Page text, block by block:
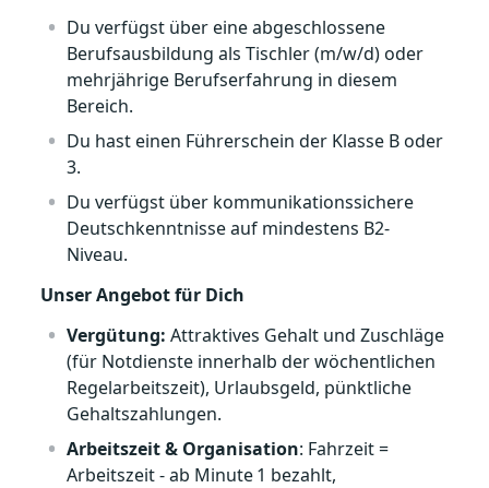
Du verfügst über eine abgeschlossene
Berufsausbildung als Tischler (m/w/d) oder
mehrjährige Berufserfahrung in diesem
Bereich.
Du hast einen Führerschein der Klasse B oder
3.
Du verfügst über kommunikationssichere
Deutschkenntnisse auf mindestens B2-
Niveau.
Unser Angebot für Dich
Vergütung: Attraktives Gehalt und Zuschläge
(für Notdienste innerhalb der wöchentlichen
Regelarbeitszeit), Urlaubsgeld, pünktliche
Gehaltszahlungen.
Arbeitszeit & Organisation: Fahrzeit =
Arbeitszeit - ab Minute 1 bezahlt,